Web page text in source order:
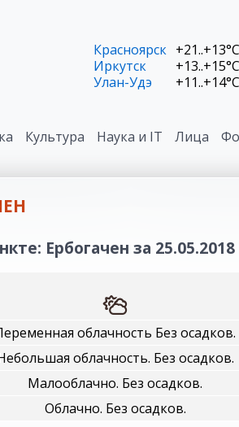
Красноярск +21..+13°C
Иркутск
+13..+15°C
Улан-Удэ
+11..+14°C
Культура Наука и IT Лица
Ербогачен за 25.05.2018
облачность Без осадков.
облачность. Без осадков.
Малооблачно. Без осадков.
Облачно. Без осадков.